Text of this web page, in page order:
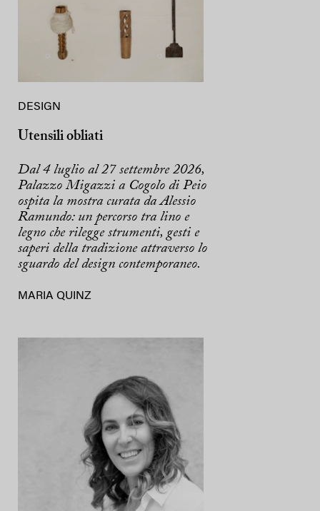
DESIGN
Utensili obliati
Dal 4 luglio al 27 settembre 2026,
Palazzo Migazzi a Cogolo di Peio
ospita la mostra curata da Alessio
Ramundo: un percorso tra lino e
legno che rilegge strumenti, gesti e
saperi della tradizione attraverso lo
sguardo del design contemporaneo.
MARIA QUINZ